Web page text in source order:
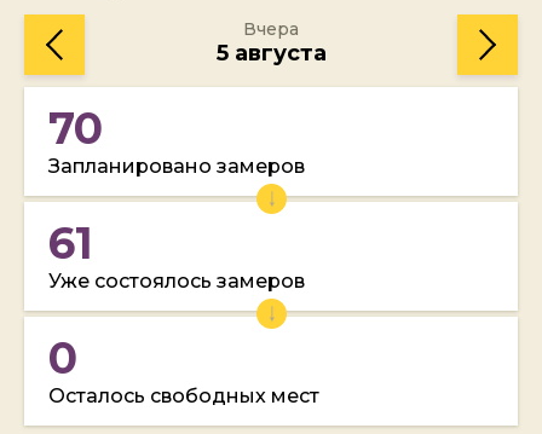
Вчера
5 августа
70
Запланировано замеров
61
Уже состоялось замеров
0
Осталось свободных мест